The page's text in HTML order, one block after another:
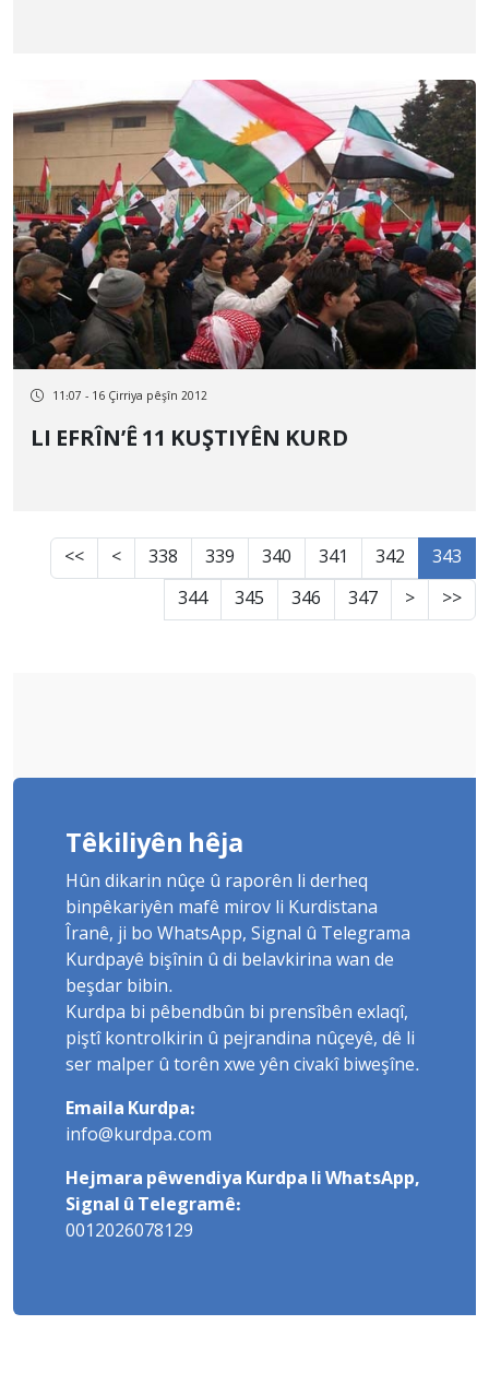
11:07 - 16 Çirriya pêşîn 2012
LI EFRÎN’Ê 11 KUŞTIYÊN KURD
<< < 338 339 340 341 342
343
344
345 346 347 > >>
Têkiliyên hêja
Hûn dikarin nûçe û raporên li derheq
binpêkariyên mafê mirov li Kurdistana
Îranê, ji bo WhatsApp, Signal û Telegrama
Kurdpayê bişînin û di belavkirina wan de
beşdar bibin.
Kurdpa bi pêbendbûn bi prensîbên exlaqî,
piştî kontrolkirin û pejrandina nûçeyê, dê li
ser malper û torên xwe yên civakî biweşîne.
Emaila Kurdpa:
info@kurdpa.com
Hejmara pêwendiya Kurdpa li WhatsApp,
Signal û Telegramê:
0012026078129